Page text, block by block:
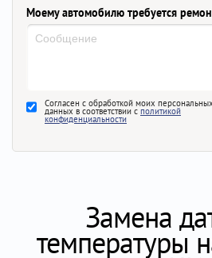
Моему автомобилю требуется
Согласен с обработкой моих персональных
данных в соответствии с политикой
конфиденциальности
Замена
температуры